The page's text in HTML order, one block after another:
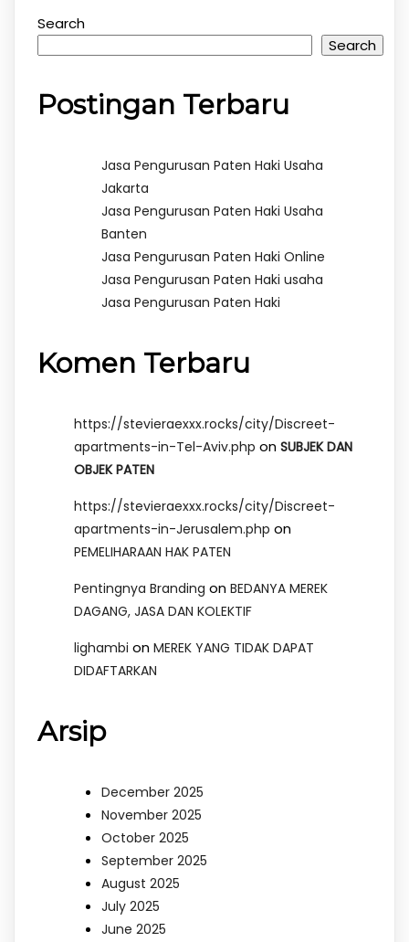
Search
Search
Postingan Terbaru
Jasa Pengurusan Paten Haki Usaha
Jakarta
Jasa Pengurusan Paten Haki Usaha
Banten
Jasa Pengurusan Paten Haki Online
Jasa Pengurusan Paten Haki usaha
Jasa Pengurusan Paten Haki
Komen Terbaru
https://stevieraexxx.rocks/city/Discreet-
apartments-in-Tel-Aviv.php on SUBJEK DAN
OBJEK PATEN
https://stevieraexxx.rocks/city/Discreet-
apartments-in-Jerusalem.php on
PEMELIHARAAN HAK PATEN
Pentingnya Branding on BEDANYA MEREK
DAGANG, JASA DAN KOLEKTIF
lighambi on MEREK YANG TIDAK DAPAT
DIDAFTARKAN
Arsip
December 2025
November 2025
October 2025
September 2025
August 2025
July 2025
June 2025